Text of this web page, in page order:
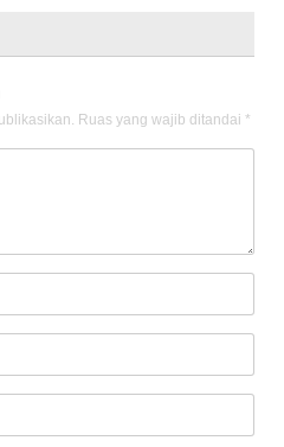
Ruas yang wajib ditandai *